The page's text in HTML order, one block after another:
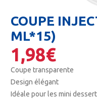
COUPE
ML*15)
1,98€
Coupe transparente
Design élégant
Idéale pour les mini